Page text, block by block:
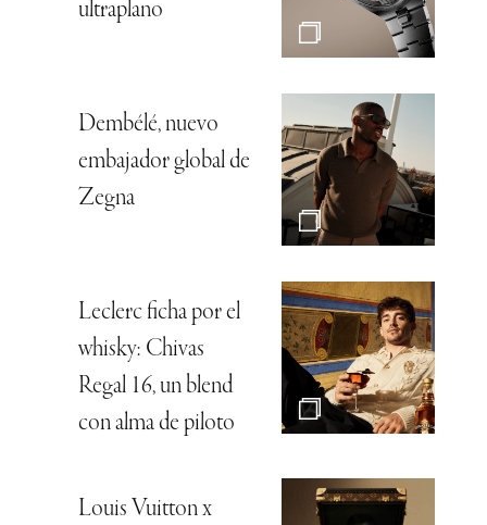
ultraplano
Dembélé, nuevo
embajador global de
Zegna
Leclerc ficha por el
whisky: Chivas
Regal 16, un blend
con alma de piloto
Louis Vuitton x